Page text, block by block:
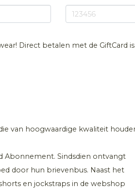
Direct betalen met de GiftCard
van hoogwaardige kwaliteit
Abonnement. Sindsdien ontvangt
door hun brievenbus. Naast het
en jockstraps in de webshop